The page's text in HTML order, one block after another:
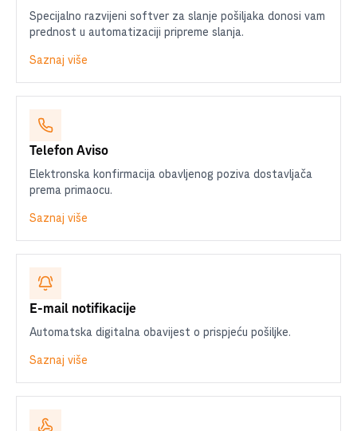
Specijalno razvijeni softver za slanje pošiljaka donosi vam
prednost u automatizaciji pripreme slanja.
Saznaj više
Telefon Aviso
Elektronska konfirmacija obavljenog poziva dostavljača
prema primaocu.
Saznaj više
E-mail notifikacije
Automatska digitalna obavijest o prispjeću pošiljke.
Saznaj više